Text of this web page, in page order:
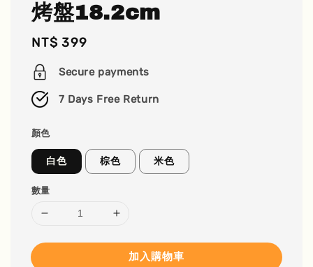
烤盤18.2cm
Regular
price
NT$ 399
Secure payments
7 Days Free Return
顏色
白色 棕色 米色
數量
加入購物車